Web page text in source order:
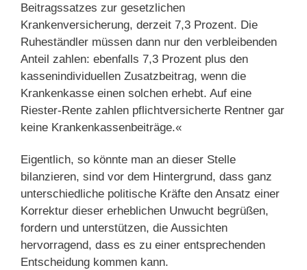
Beitragssatzes zur gesetzlichen
Krankenversicherung, derzeit 7,3 Prozent. Die
Ruheständler müssen dann nur den verbleibenden
Anteil zahlen: ebenfalls 7,3 Prozent plus den
kassenindividuellen Zusatzbeitrag, wenn die
Krankenkasse einen solchen erhebt. Auf eine
Riester-Rente zahlen pflicht­versicherte Rentner gar
keine Krankenkassenbeiträge.«
Eigentlich, so könnte man an dieser Stelle
bilanzieren, sind vor dem Hintergrund, dass ganz
unterschiedliche politische Kräfte den Ansatz einer
Korrektur dieser erheblichen Unwucht begrüßen,
fordern und unterstützen, die Aussichten
hervorragend, dass es zu einer entsprechenden
Entscheidung kommen kann.